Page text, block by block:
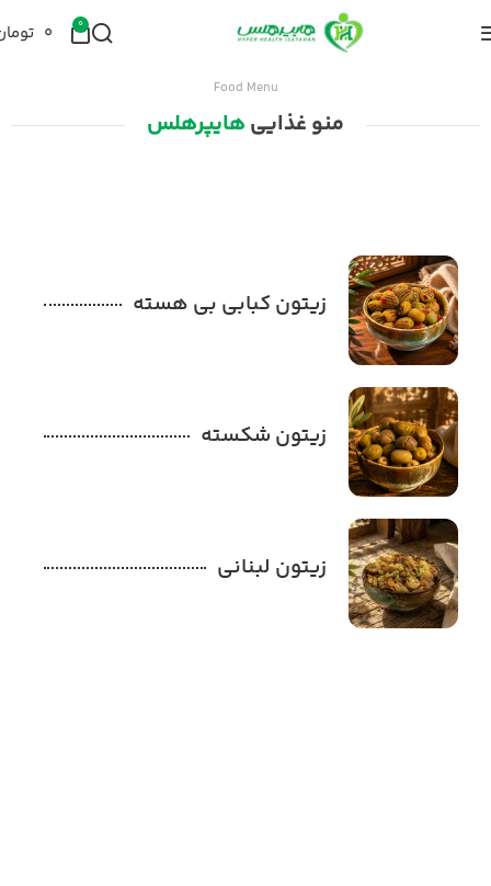
0 ۰
Food Menu
منو غذاییهایپرهلس
زیتون کبابی بی هسته
زیتون شکسته
زیتون لبنانی